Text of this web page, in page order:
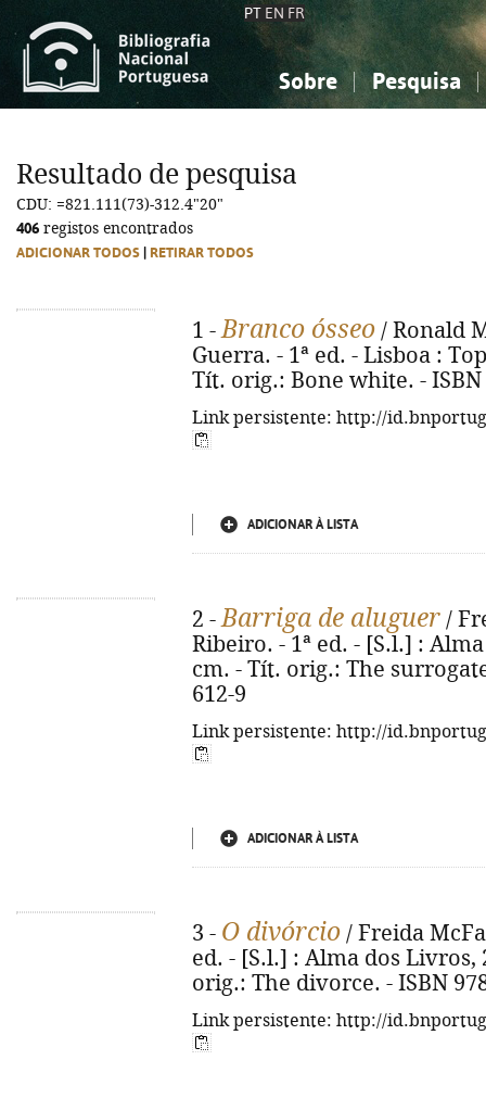
PT EN FR
Sobre Pesquisa
Ciências sociais...
Ciências sociais...
Resultado de pesquisa
CDU: =821.111(73)-312.4"20"
406 registos encontrados
ADICIONAR TODOS RETIRAR TODOS
1 -Branco ósseo / Ronald
Guerra. - 1ª ed. - Lisboa :
Tít. orig.: Bone white. - ISBN
Link persistente: http://
ADICIONAR À LISTA
2 -Barriga de aluguer /
Ribeiro. - 1ª ed. - [S.l.] :
cm. - Tít. orig.: The
612-9
Link persistente: http://
ADICIONAR À LISTA
3 - O divórcio / Freida
ed. - [S.l.] : Alma dos Livros,
orig.: The divorce. - ISBN
Link persistente: http://